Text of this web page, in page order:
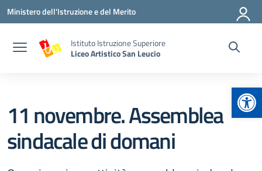
Vai ai contenuti
Vai al menu di navigazione
Vai al footer
Ministero dell'Istruzione e del Merito
Istituto Istruzione Superiore
Liceo Artistico San Leucio
11 novembre. Assemblea
sindacale di domani